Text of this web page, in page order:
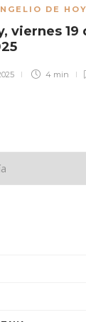
DE HOY
viernes 19
4 min